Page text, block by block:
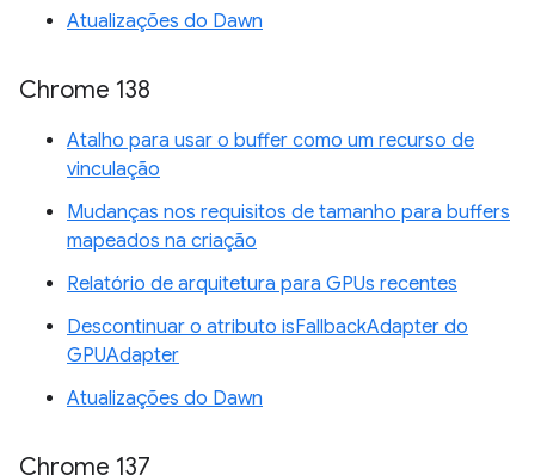
Atualizações do Dawn
Chrome 138
Atalho para usar o buffer como um recurso de
vinculação
Mudanças nos requisitos de tamanho para buffers
mapeados na criação
Relatório de arquitetura para GPUs recentes
Descontinuar o atributo isFallbackAdapter do
GPUAdapter
Atualizações do Dawn
Chrome 137